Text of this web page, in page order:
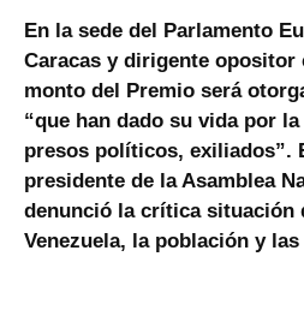
En la sede del Parlamento
Caracas y dirigente opositor
monto del Premio será
“que han dado su vida por
presos políticos, exiliados”.
presidente de la Asamblea
denunció la crítica situación
Venezuela, la población y